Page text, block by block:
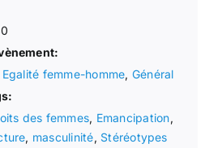
Egalité femme-homme, Général
des femmes, Emancipation,
, masculinité, Stéréotypes